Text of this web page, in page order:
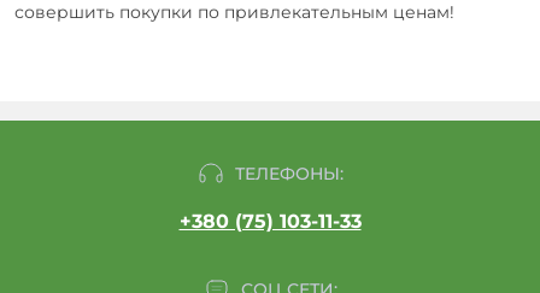
совершить покупки по привлекательным ценам!
ТЕЛЕФОНЫ:
+380 (75) 103-11-33